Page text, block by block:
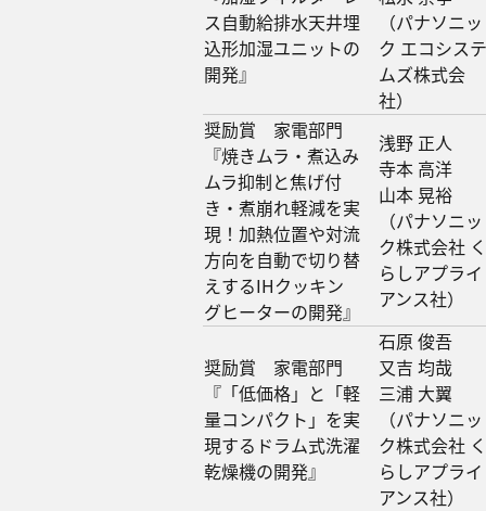
ス自動給排水天井埋
込形加湿ユニットの
開発』
（パナソニッ
ク エコシステ
ムズ株式会
社）
奨励賞 家電部門
『焼きムラ・煮込み
ムラ抑制と焦げ付
き・煮崩れ軽減を実
現！加熱位置や対流
方向を自動で切り替
えするIHクッキン
グヒーターの開発』
浅野 正人
寺本 高洋
山本 晃裕
（パナソニッ
ク株式会社 く
らしアプライ
アンス社）
奨励賞 家電部門
『「低価格」と「軽
量コンパクト」を実
現するドラム式洗濯
乾燥機の開発』
石原 俊吾
又吉 均哉
三浦 大翼
（パナソニッ
ク株式会社 く
らしアプライ
アンス社）